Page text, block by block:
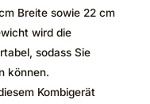
Breite sowie 22 cm
wird die
sodass Sie
können.
Kombigerät